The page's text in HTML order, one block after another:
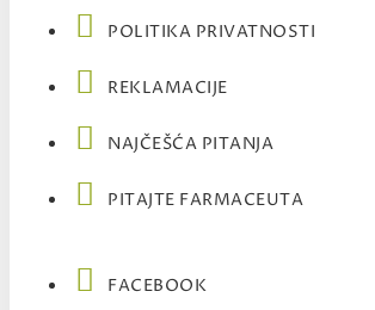
POLITIKA PRIVATNOSTI
REKLAMACIJE
NAJČEŠĆA PITANJA
PITAJTE FARMACEUTA
FACEBOOK